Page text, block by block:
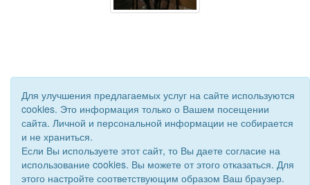
© 2020 - 2026 Управление образования Приволжского района.
Все права защищены.
Сайт создан при поддержке «Информационная сеть RD
Для улучшения предлагаемых услуг на сайте используются
cookies. Это информация только о Вашем посещении
сайта. Личной и персональной информации не собирается
и не храниться.
Если Вы используете этот сайт, то Вы даете согласие на
использование cookies. Вы можете от этого отказаться. Для
этого настройте соответствующим образом Ваш браузер.